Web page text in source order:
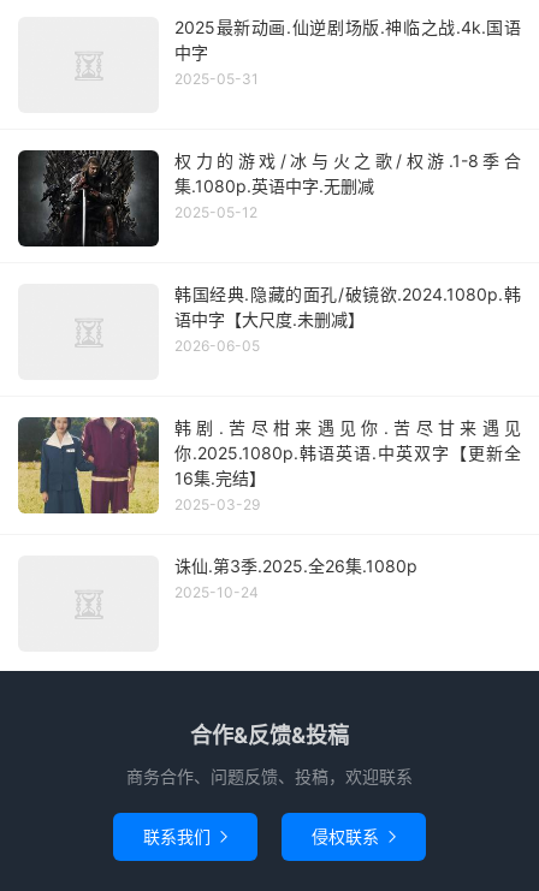
2025最新动画.仙逆剧场版.神临之战.4k.国语
中字
2025-05-31
权力的游戏/冰与火之歌/权游.1-8季合
集.1080p.英语中字.无删减
2025-05-12
韩国经典.隐藏的面孔/破镜欲.2024.1080p.韩
语中字【大尺度.未删减】
2026-06-05
韩剧.苦尽柑来遇见你.苦尽甘来遇见
你.2025.1080p.韩语英语.中英双字【更新全
16集.完结】
2025-03-29
诛仙.第3季.2025.全26集.1080p
2025-10-24
合作&反馈&投稿
商务合作、问题反馈、投稿，欢迎联系
联系我们  侵权联系 